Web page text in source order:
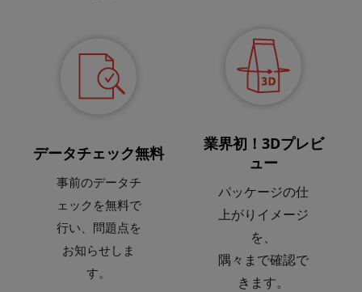
データチェック無料
事前のデータチ
ェックを無料で
行い、問題点を
お知らせしま
す。
業界初！3Dプレビ
ュー
パッケージの仕
上がりイメージ
を、
隅々まで確認で
きます。